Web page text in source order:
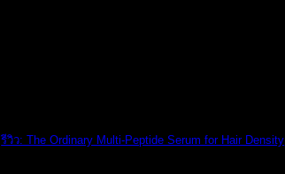
รีวิว: The Ordinary Multi-Peptide Serum for Hair Density